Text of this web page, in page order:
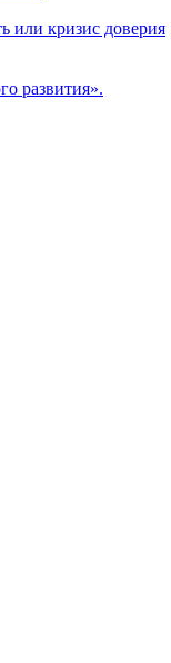
или кризис доверия
развития».